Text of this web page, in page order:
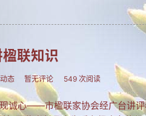
联知识
态 暂无评论 549 次阅读
诚心——市楹联家协会经广台讲